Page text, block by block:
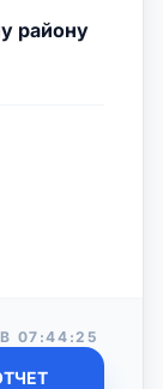
району
07:44:25